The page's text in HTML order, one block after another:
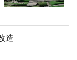
造